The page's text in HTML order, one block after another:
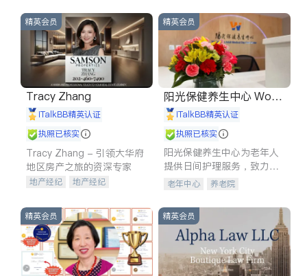
精英会员
Tracy Zhang
iTalkBB精英认证
执照已核实
Tracy Zhang - 引领大华府
地区房产之旅的资深专家
地产经纪
地产经纪
商铺租售
开发商建商
精英会员
阳光保健养生中心 World
shine
iTalkBB精英认证
执照已核实
阳光保健养生中心为老年人
提供日间护理服务，致力于
通过持续的护理创新来有效
老年中心 养老院
精英会员 精英会员